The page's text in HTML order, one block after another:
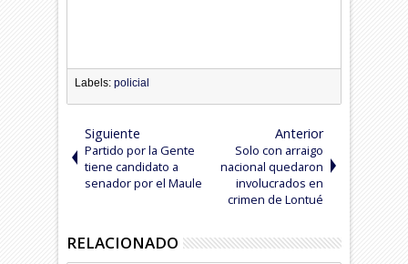
Labels:policial
Siguiente
Partido por la Gente
tiene candidato a
senador por el Maule
Anterior
Solo con arraigo
nacional quedaron
involucrados en
crimen de Lontué
RELACIONADO